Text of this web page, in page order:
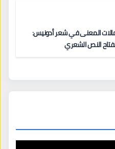
المعنى في شعر أدونيس:
النص الشعري